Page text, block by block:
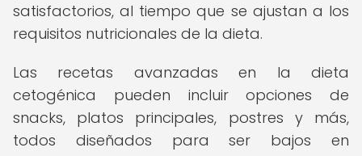
satisfactorios, al tiempo que se ajustan a los
requisitos nutricionales de la dieta.
Las recetas avanzadas en la dieta
cetogénica pueden incluir opciones de
snacks, platos principales, postres y más,
todos diseñados para ser bajos en